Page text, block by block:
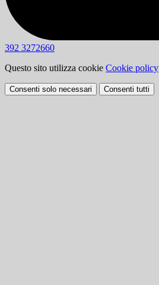
392 3272660
Questo sito utilizza cookie Cookie policy
Consenti solo necessari Consenti tutti